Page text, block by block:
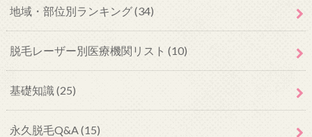
地域・部位別ランキング(34)
脱毛レーザー別医療機関リスト (10)
基礎知識 (25)
永久脱毛Q&A (15)